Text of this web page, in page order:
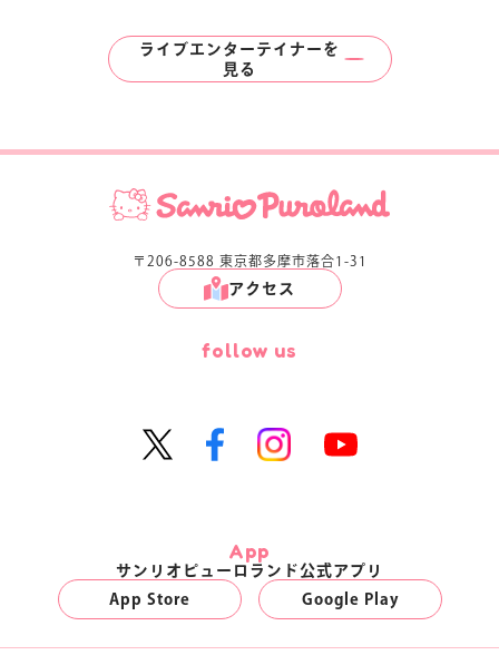
ライブエンターテイナーを
見る
〒206-8588 東京都多摩市落合1-31
アクセス
follow us
App
サンリオピューロランド公式アプリ
App Store
Google Play